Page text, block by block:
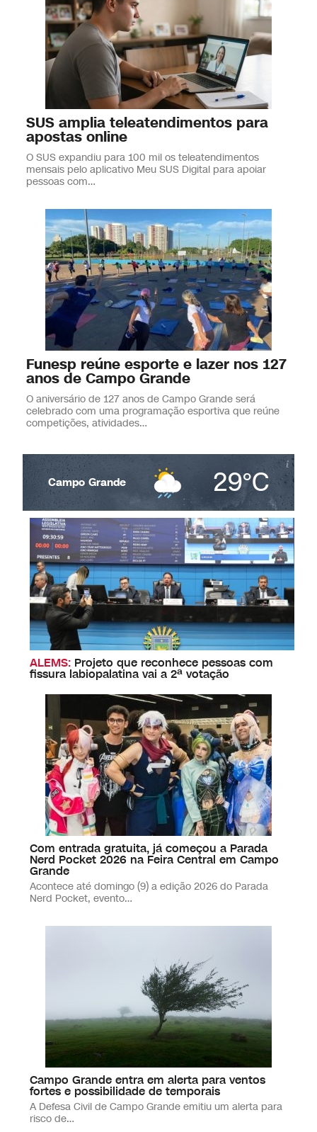
SUS amplia teleatendimentos para
apostas online
O SUS expandiu para 100 mil os teleatendimentos
mensais pelo aplicativo Meu SUS Digital para apoiar
Funesp reúne esporte e lazer nos 127
anos de Campo Grande
O aniversário de 127 anos de Campo Grande será
celebrado com uma programação esportiva que reúne
Campo Grande 29°C
ALEMS:Projeto que reconhece pessoas com
fissura labiopalatina vai a 2ª votação
Com entrada gratuita, já começou a Parada
Nerd Pocket 2026 na Feira Central em Campo
Grande
Acontece até domingo (9) a edição 2026 do Parada
Campo Grande entra em alerta para ventos
fortes e possibilidade de temporais
A Defesa Civil de Campo Grande emitiu um alerta para